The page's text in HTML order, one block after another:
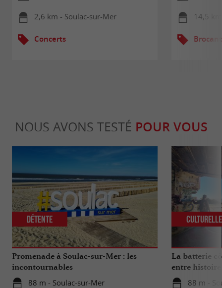
2,6 km - Soulac-sur-Mer
Concerts
14,5
NOUS AVONS TESTÉ POUR VOUS
Promenade à Soulac-sur-Mer : les
incontournables
88 m - Soulac-sur-Mer
Détente
La batterie
entre
88 m -
Culturelle